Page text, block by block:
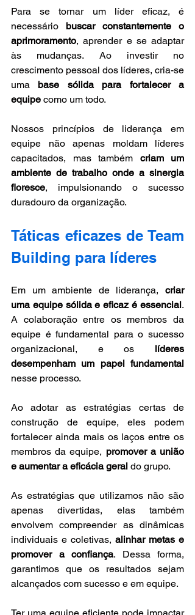
Para se tornar um líder eficaz, é
necessário buscar constantemente o
aprimoramento, aprender e se adaptar
às mudanças. Ao investir no
crescimento pessoal dos líderes, cria-se
uma base sólida para fortalecer a
equipe como um todo.
Nossos princípios de liderança em
equipe não apenas moldam líderes
capacitados, mas também criam um
ambiente de trabalho onde a sinergia
floresce, impulsionando o sucesso
duradouro da organização.
Táticas eficazes de Team
Building para líderes
Em um ambiente de liderança, criar
uma equipe sólida e eficaz é essencial.
A colaboração entre os membros da
equipe é fundamental para o sucesso
organizacional, e os líderes
desempenham um papel fundamental
nesse processo.
Ao adotar as estratégias certas de
construção de equipe, eles podem
fortalecer ainda mais os laços entre os
membros da equipe, promover a união
e aumentar a eficácia geral do grupo.
As estratégias que utilizamos não são
apenas divertidas, elas também
envolvem compreender as dinâmicas
individuais e coletivas, alinhar metas e
promover a confiança. Dessa forma,
garantimos que os resultados sejam
alcançados com sucesso e em equipe.
Ter uma equipe eficiente pode impactar